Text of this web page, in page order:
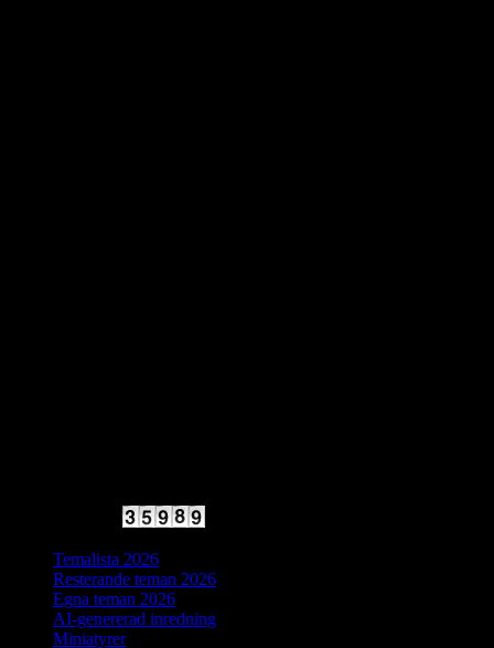
Temalista 2026
Resterande teman 2026
Egna teman 2026
AI-genererad inredning
Miniatyrer